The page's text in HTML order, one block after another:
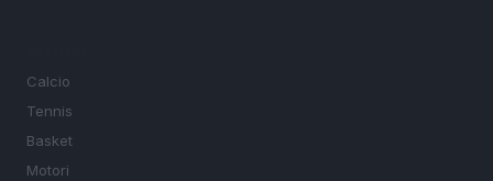
Calcio
Tennis
Basket
Motori